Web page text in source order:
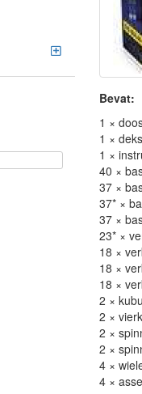
Bevat:
1 ×
1 ×
1 ×
40 ×
37 ×
37* ×
37 ×
23* ×
18 ×
18 ×
18 ×
2 ×
2 ×
2 ×
2 ×
4 ×
4 ×